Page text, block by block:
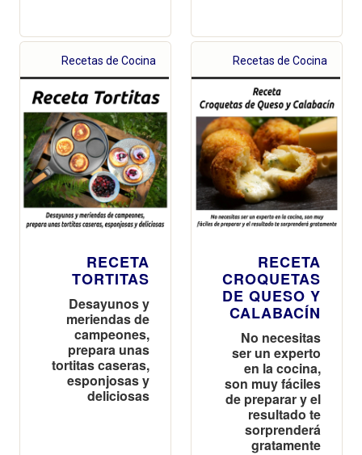
Recetas de Cocina
RECETA
TORTITAS
Desayunos y
meriendas de
campeones,
prepara unas
tortitas caseras,
esponjosas y
deliciosas
Recetas de Cocina
RECETA
CROQUETAS
DE QUESO Y
CALABACÍN
No necesitas
ser un experto
en la cocina,
son muy fáciles
de preparar y el
resultado te
sorprenderá
gratamente